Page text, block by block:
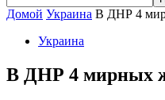
Домой Украина В ДНР 4
Украина
В ДНР 4 мирных